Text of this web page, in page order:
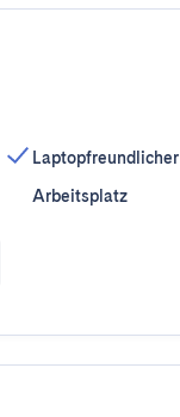
Laptopfreundlicher
Arbeitsplatz